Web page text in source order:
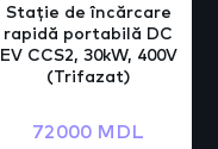
Stație de încărcare
rapidă portabilă DC
EV CCS2, 30kW, 400V
(Trifazat)
72000 MDL